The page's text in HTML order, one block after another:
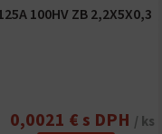
100HV ZB 2,2X5X0,3
0,0021 € s DPH / ks